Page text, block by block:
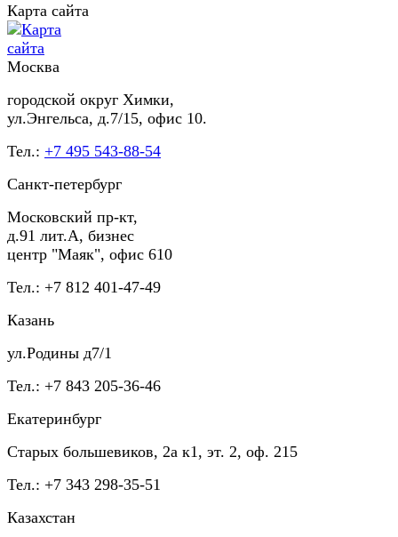
Карта сайта
Москва
городской округ Химки,
ул.Энгельса, д.7/15, офис 10.
Тел.: +7 495 543-88-54
Санкт-петербург
Московский пр-кт,
д.91 лит.А, бизнес
центр "Маяк", офис 610
Тел.: +7 812 401-47-49
Казань
ул.Родины д7/1
Тел.: +7 843 205-36-46
Екатеринбург
Старых большевиков, 2а к1, эт. 2, оф. 215
Тел.: +7 343 298-35-51
Казахстан